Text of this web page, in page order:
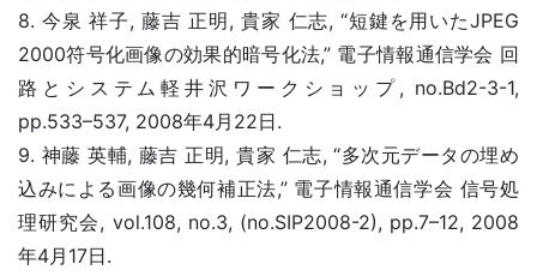
8. 今泉 祥子, 藤吉 正明, 貴家 仁志, “短鍵を用いたJPEG
2000符号化画像の効果的暗号化法,” 電子情報通信学会 回
路とシステム軽井沢ワークショップ, no.Bd2-3-1,
pp.533–537, 2008年4月22日.
9. 神藤 英輔, 藤吉 正明, 貴家 仁志, “多次元データの埋め
込みによる画像の幾何補正法,” 電子情報通信学会 信号処
理研究会, vol.108, no.3, (no.SIP2008-2), pp.7–12, 2008
年4月17日.